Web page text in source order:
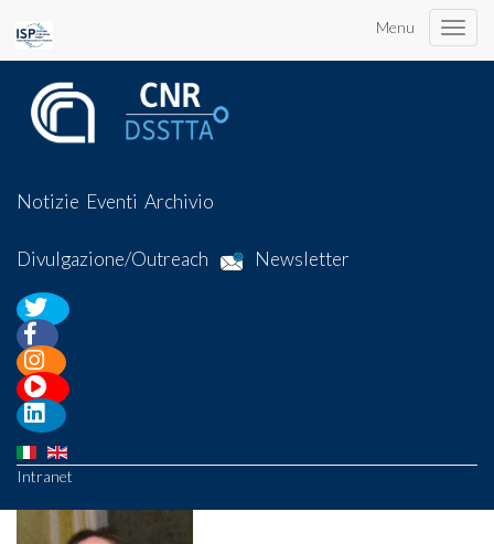
Menu
Toggle
Notizie Eventi Archivio
Divulgazione/Outreach Newsletter
Intranet